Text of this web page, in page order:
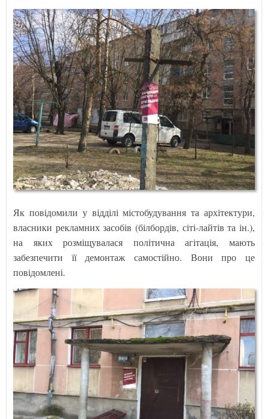
Як повідомили у відділі містобудування та архітектури,
власники рекламних засобів (білбордів, сіті-лайтів та ін.),
на яких розміщувалася політична агітація, мають
забезпечити її демонтаж самостійно. Вони про це
повідомлені.